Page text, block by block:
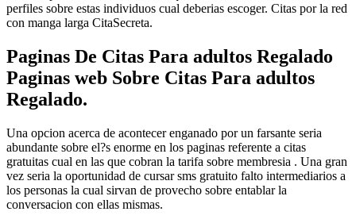
perfiles sobre estas individuos cual deberias escoger. Citas por la red
con manga larga CitaSecreta.
Paginas De Citas Para adultos Regalado
Paginas web Sobre Citas Para adultos
Regalado.
Una opcion acerca de acontecer enganado por un farsante seri­a
abundante sobre el?s enorme en los paginas referente a citas
gratuitas cual en las que cobran la tarifa sobre membresia . Una gran
vez seri­a la oportunidad de cursar sms gratuito falto intermediarios a
los personas la cual sirvan de provecho sobre entablar la
conversacion con ellas mismas.